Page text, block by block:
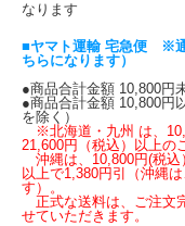
なります
■ヤマト運輸 宅急便 ※通
ちらになります）
●商品合計金額 10,800円
●商品合計金額 10,800円
を除く）
※北海道・九州 は、
21,600円（税込）以上の
沖縄は、10,800円(税込
以上で1,380円引（沖縄
す）。
正式な送料は、ご注文
せていただきます。